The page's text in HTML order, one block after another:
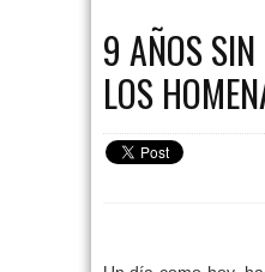
9 AÑOS SIN
LOS